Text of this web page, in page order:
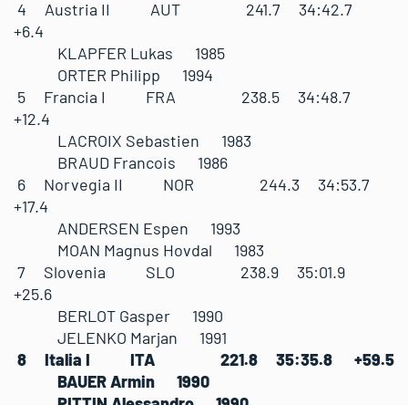
4 Austria II AUT 241.7 34:42.7
+6.4
KLAPFER Lukas 1985
ORTER Philipp 1994
5 Francia I FRA 238.5 34:48.7
+12.4
LACROIX Sebastien 1983
BRAUD Francois 1986
6 Norvegia II NOR 244.3 34:53.7
+17.4
ANDERSEN Espen 1993
MOAN Magnus Hovdal 1983
7 Slovenia SLO 238.9 35:01.9
+25.6
BERLOT Gasper 1990
JELENKO Marjan 1991
8 Italia I ITA 221.8 35:35.8 +59.5
BAUER Armin 1990